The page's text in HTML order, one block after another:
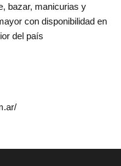
bazar, manicurias y
con disponibilidad en
del país